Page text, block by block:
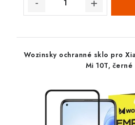
Wozinsky ochranné sklo pro
Mi 10T, černé